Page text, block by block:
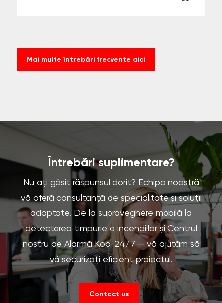
Mai multe întrebări frecvente aici
Întrebări suplimentare?
Nu ați găsit răspunsul dorit? Echipa noastră
vă oferă consultanță de specialitate și soluții
adaptate. De la supraveghere mobilă la
detectarea timpurie a incendiilor și Centrul
nostru de Alarmă Kooi 24/7 — vă ajutăm să
vă securizați eficient proiectul.
Contact us